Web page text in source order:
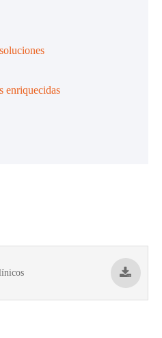
enriquecidas